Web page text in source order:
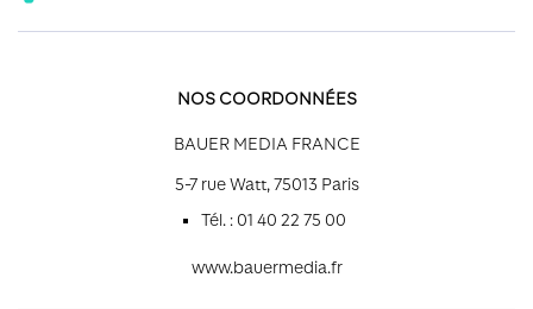
NOS COORDONNÉES
BAUER MEDIA FRANCE
5-7 rue Watt, 75013 Paris
Tél. : 01 40 22 75 00
www.bauermedia.fr